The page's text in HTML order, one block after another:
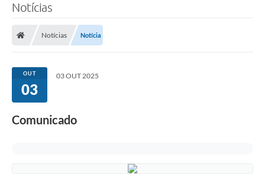
Notícias
Notícias Notícia
OUT
03
03 OUT 2025
Comunicado